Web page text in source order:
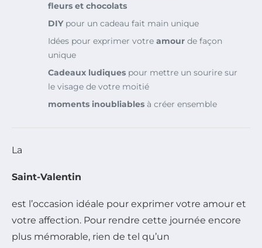
fleurs et chocolats
DIYpour un cadeau fait main unique
Idées pour exprimer votre amour de façon
unique
Cadeaux ludiques pour mettre un sourire sur
le visage de votre moitié
moments inoubliables à créer ensemble
La
Saint-Valentin
est l’occasion idéale pour exprimer votre amour et
votre affection. Pour rendre cette journée encore
plus mémorable, rien de tel qu’un